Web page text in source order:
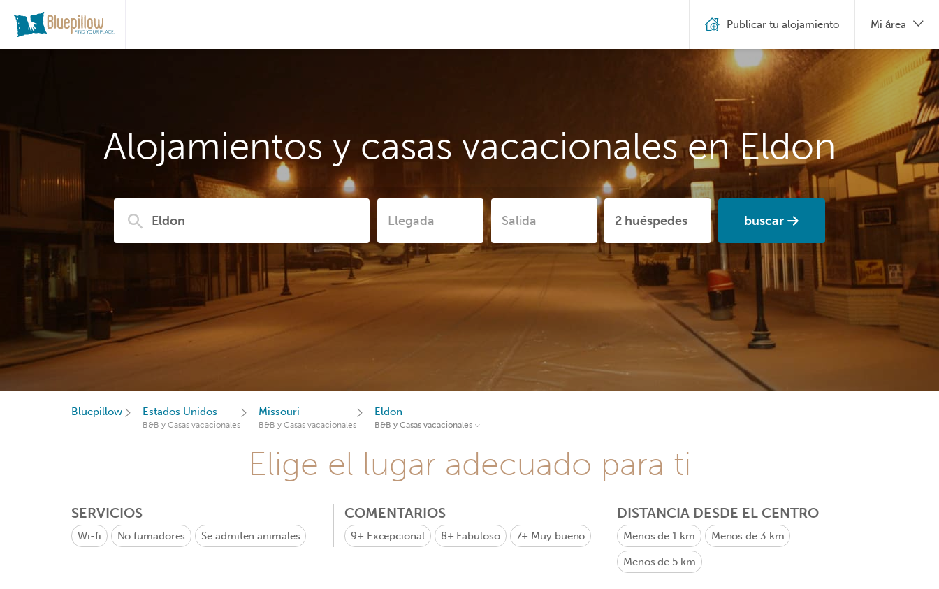
Alojamientos y casas vacacionales en Eldon
buscar
Publicar tu alojamiento Mi área
Bluepillow Estados Unidos
B&B y Casas vacacionales
Missouri
B&B y Casas vacacionales
Eldon
B&B y Casas vacacionales
Elige el lugar adecuado para ti
SERVICIOS
Wi-fi No fumadores Se admiten animales
COMENTARIOS
9+ Excepcional 8+ Fabuloso 7+ Muy bueno
DISTANCIA DESDE EL CENTRO
Menos de 1 km Menos de 3 km
Menos de 5 km